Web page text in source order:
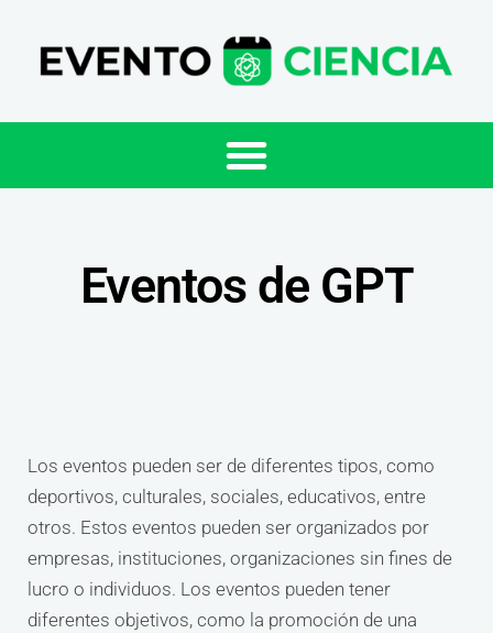
Eventos de GPT
Los eventos pueden ser de diferentes tipos, como
deportivos, culturales, sociales, educativos, entre
otros. Estos eventos pueden ser organizados por
empresas, instituciones, organizaciones sin fines de
lucro o individuos. Los eventos pueden tener
diferentes objetivos, como la promoción de una